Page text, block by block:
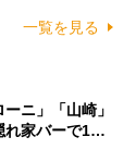
一覧を見る
ニ」「山崎」
れ家バーで1…